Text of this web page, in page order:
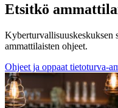
Etsitkö
Kyberturvallisuuskeskuksen
ammattilaisten ohjeet.
Ohjeet ja oppaat tietoturva-